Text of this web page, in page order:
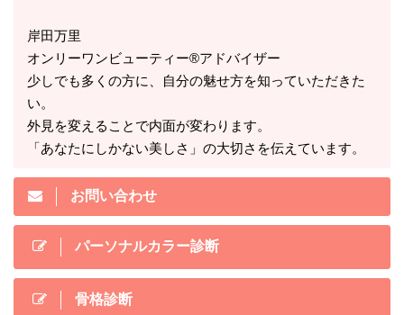
岸田万里
オンリーワンビューティー®アドバイザー
少しでも多くの方に、自分の魅せ方を知っていただきた
い。
外見を変えることで内面が変わります。
「あなたにしかない美しさ」の大切さを伝えています。
お問い合わせ
パーソナルカラー診断
骨格診断